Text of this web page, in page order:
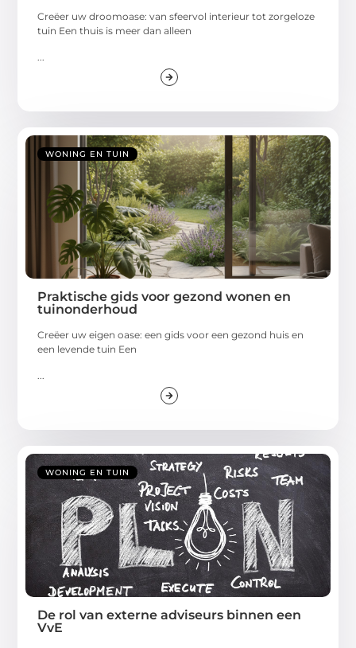
Creëer uw droomoase: van sfeervol interieur tot zorgeloze
tuin Een thuis is meer dan alleen
WONING EN TUIN
Praktische gids voor gezond wonen en
tuinonderhoud
Creëer uw eigen oase: een gids voor een gezond huis en
een levende tuin Een
WONING EN TUIN
De rol van externe adviseurs binnen een
VvE